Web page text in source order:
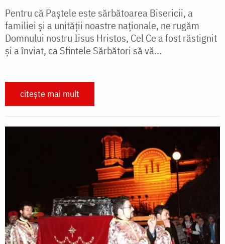
Pentru că Paştele este sărbătoarea Bisericii, a
familiei şi a unităţii noastre naţionale, ne rugăm
Domnului nostru Iisus Hristos, Cel Ce a fost răstignit
şi a înviat, ca Sfintele Sărbători să vă...
citește mai mult